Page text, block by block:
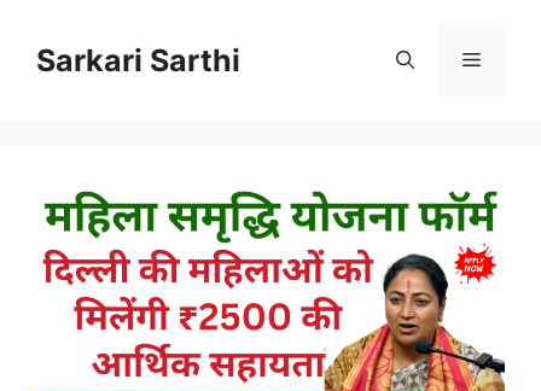
contentSarkari Sarthi Menu